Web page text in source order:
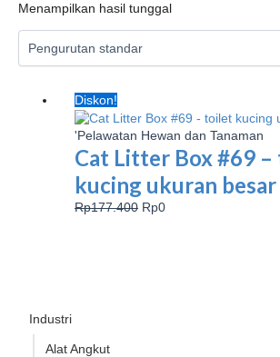
Industri
Alat Angkut
Menampilkan hasil tunggal
Diskon!
'Pelawatan Hewan dan Tanaman
Cat Litter Box #69
kucing ukuran besar
Rp177.400
aslinya
adalah:
Rp177.400.
Rp0
saat
ini
adalah:
Rp0.